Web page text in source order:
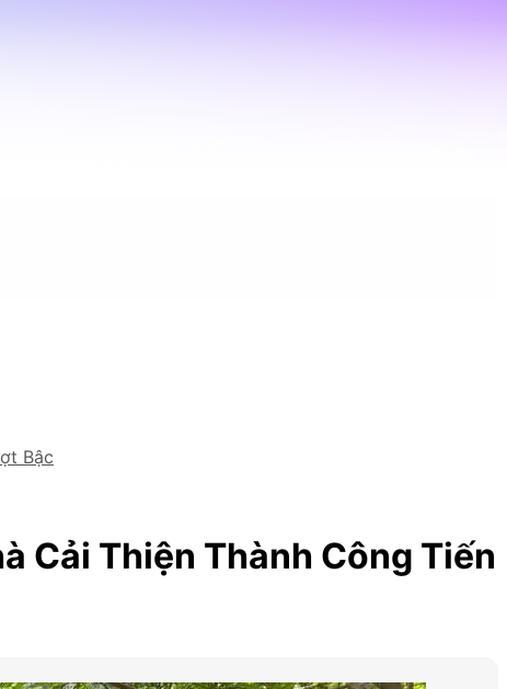
Bậc
Cải Thiện Thành Công Tiến